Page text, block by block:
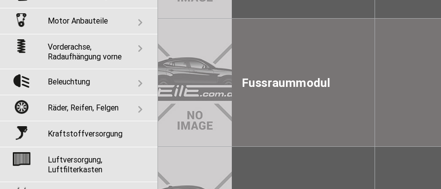
Motor Anbauteile
Vorderachse,
Radaufhängung vorne
Beleuchtung
Räder, Reifen, Felgen
Kraftstoffversorgung
Luftversorgung,
Luftfilterkasten
Fussraummodul